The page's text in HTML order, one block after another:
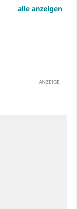
alle anzeigen
ANZEIGE